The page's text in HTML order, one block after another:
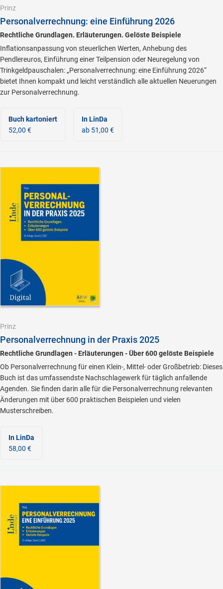
Prinz
Personalverrechnung: eine Einführung 2026
Rechtliche Grundlagen. Erläuterungen. Gelöste Beispiele
Inflationsanpassung von steuerlichen Werten, Anhebung des
Pendlereuros, Einführung einer Teilpension oder Neuregelung von
Trinkgeldpauschalen: „Personalverrechnung: eine Einführung 2026“
bietet Ihnen kompakt und leicht verständlich alle aktuellen Neuerungen
zur Personalverrechnung.
Buch kartoniert
52,00 €
In LinDa
ab 51,00 €
Prinz
Personalverrechnung in der Praxis 2025
Rechtliche Grundlagen - Erläuterungen - Über 600 gelöste Beispiele
Ob Personalverrechnung für einen Klein-, Mittel- oder Großbetrieb: Dieses
Buch ist das umfassendste Nachschlagewerk für täglich anfallende
Agenden. Sie finden darin alle für die Personalverrechnung relevanten
Änderungen mit über 600 praktischen Beispielen und vielen
Musterschreiben.
In LinDa
58,00 €